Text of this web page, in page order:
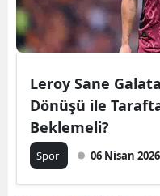
Leroy Sane
Dönüşü ile
Beklemeli?
Spor 06 Nisan 2026